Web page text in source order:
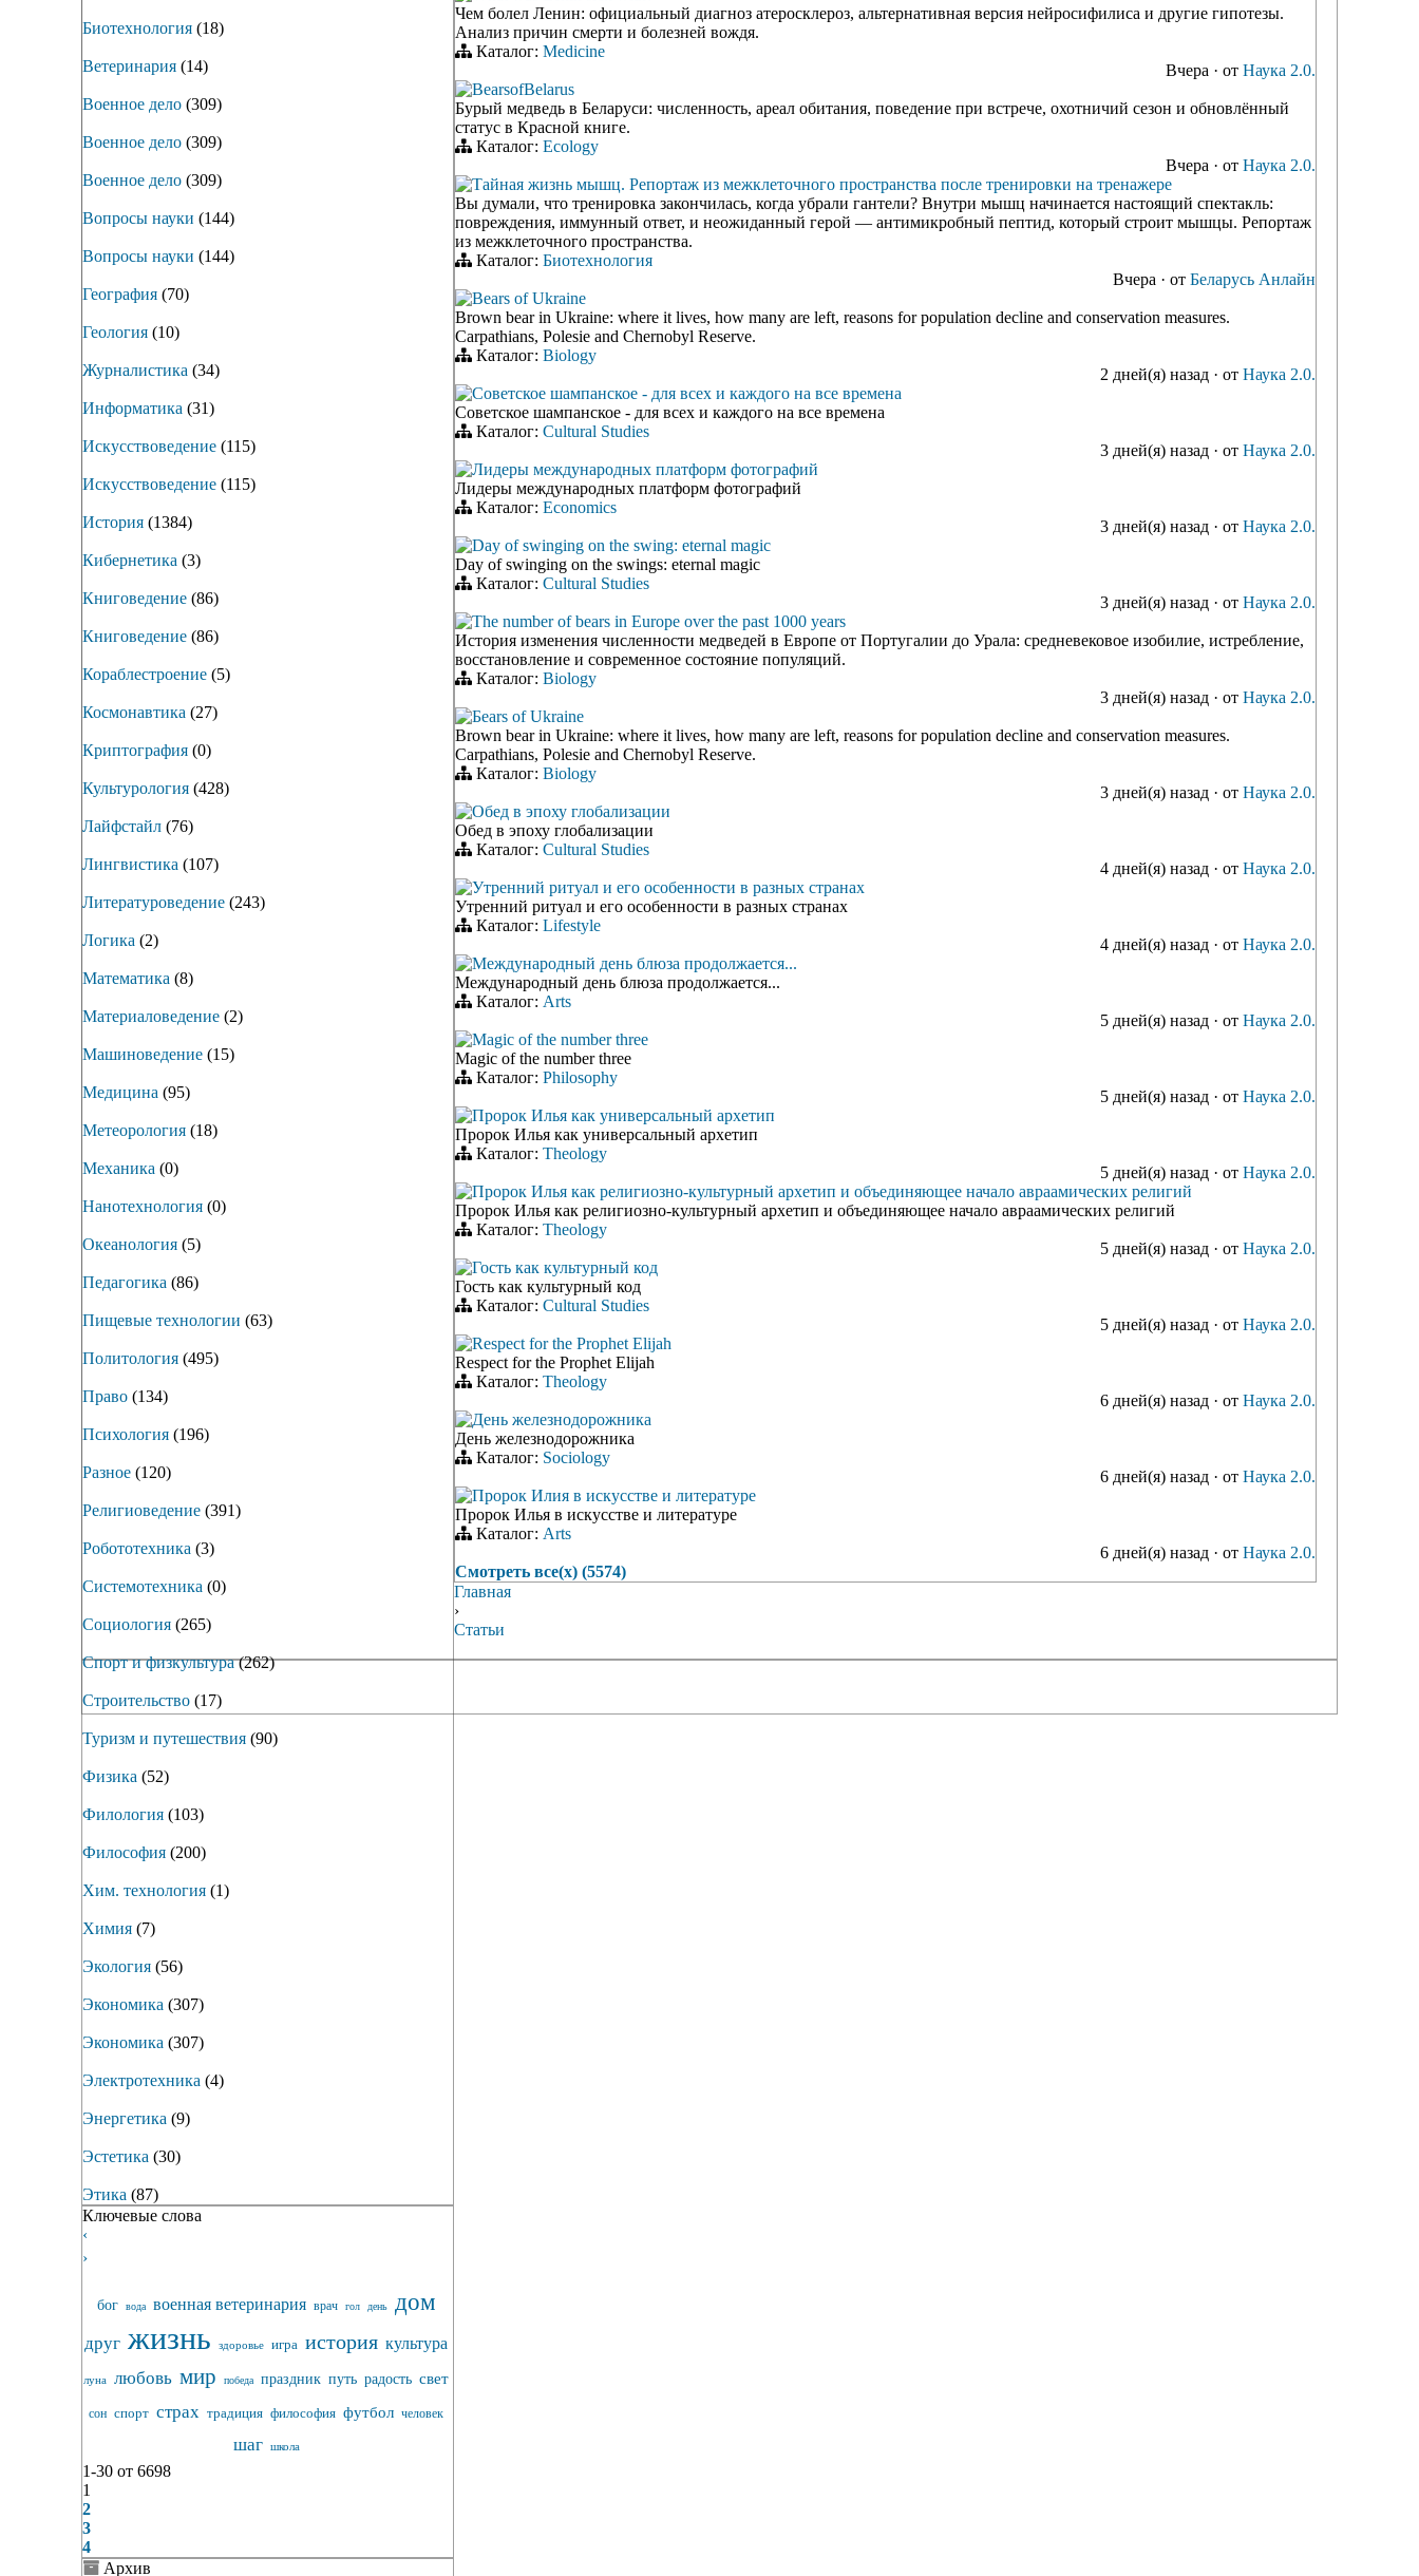
Биотехнология (18)
Ветеринария (14)
Военное дело (309)
Военное дело (309)
Военное дело (309)
Вопросы науки (144)
Вопросы науки (144)
География (70)
Геология (10)
Журналистика (34)
Информатика (31)
Искусствоведение (115)
Искусствоведение (115)
История (1384)
Кибернетика (3)
Книговедение (86)
Книговедение (86)
Кораблестроение (5)
Космонавтика (27)
Криптография (0)
Культурология (428)
Лайфстайл (76)
Лингвистика (107)
Литературоведение (243)
Логика (2)
Математика (8)
Материаловедение (2)
Машиноведение (15)
Медицина (95)
Метеорология (18)
Механика (0)
Нанотехнология (0)
Океанология (5)
Педагогика (86)
Пищевые технологии (63)
Политология (495)
Право (134)
Психология (196)
Разное (120)
Религиоведение (391)
Робототехника (3)
Системотехника (0)
Социология (265)
Спорт и физкультура (262)
Строительство (17)
Туризм и путешествия (90)
Физика (52)
Филология (103)
Философия (200)
Хим. технология (1)
Химия (7)
Экология (56)
Экономика (307)
Экономика (307)
Электротехника (4)
Энергетика (9)
Эстетика (30)
Этика (87)
Ключевые слова
‹
›
бог вода военная ветеринария врач гол день дом
друг жизнь здоровье игра история культура
луна любовь мир победа праздник путь радость свет
сон спорт страх традиция философия футбол человек
шаг школа
1-30 от 6698
1
2
3
4
Архив
Чем болел Ленин: официальный диагноз атеросклероз, альтернативная версия нейросифилиса и другие гипотезы.
Анализ причин смерти и болезней вождя.
Каталог: Medicine
Вчера · от Наука 2.0.
BearsofBelarus
Бурый медведь в Беларуси: численность, ареал обитания, поведение при встрече, охотничий сезон и обновлённый
статус в Красной книге.
Каталог: Ecology
Вчера · от Наука 2.0.
Тайная жизнь мышц. Репортаж из межклеточного пространства после тренировки на тренажере
Вы думали, что тренировка закончилась, когда убрали гантели? Внутри мышц начинается настоящий спектакль:
повреждения, иммунный ответ, и неожиданный герой — антимикробный пептид, который строит мышцы. Репортаж
из межклеточного пространства.
Каталог: Биотехнология
Вчера · от Беларусь Анлайн
Bears of Ukraine
Brown bear in Ukraine: where it lives, how many are left, reasons for population decline and conservation measures.
Carpathians, Polesie and Chernobyl Reserve.
Каталог: Biology
2 дней(я) назад · от Наука 2.0.
Советское шампанское - для всех и каждого на все времена
Советское шампанское - для всех и каждого на все времена
Каталог: Cultural Studies
3 дней(я) назад · от Наука 2.0.
Лидеры международных платформ фотографий
Лидеры международных платформ фотографий
Каталог: Economics
3 дней(я) назад · от Наука 2.0.
Day of swinging on the swing: eternal magic
Day of swinging on the swings: eternal magic
Каталог: Cultural Studies
3 дней(я) назад · от Наука 2.0.
The number of bears in Europe over the past 1000 years
История изменения численности медведей в Европе от Португалии до Урала: средневековое изобилие, истребление,
восстановление и современное состояние популяций.
Каталог: Biology
3 дней(я) назад · от Наука 2.0.
Бears of Ukraine
Brown bear in Ukraine: where it lives, how many are left, reasons for population decline and conservation measures.
Carpathians, Polesie and Chernobyl Reserve.
Каталог: Biology
3 дней(я) назад · от Наука 2.0.
Обед в эпоху глобализации
Обед в эпоху глобализации
Каталог: Cultural Studies
4 дней(я) назад · от Наука 2.0.
Утренний ритуал и его особенности в разных странах
Утренний ритуал и его особенности в разных странах
Каталог: Lifestyle
4 дней(я) назад · от Наука 2.0.
Международный день блюза продолжается...
Международный день блюза продолжается...
Каталог: Arts
5 дней(я) назад · от Наука 2.0.
Magic of the number three
Magic of the number three
Каталог: Philosophy
5 дней(я) назад · от Наука 2.0.
Пророк Илья как универсальный архетип
Пророк Илья как универсальный архетип
Каталог: Theology
5 дней(я) назад · от Наука 2.0.
Пророк Илья как религиозно-культурный архетип и объединяющее начало авраамических религий
Пророк Илья как религиозно-культурный архетип и объединяющее начало авраамических религий
Каталог: Theology
5 дней(я) назад · от Наука 2.0.
Гость как культурный код
Гость как культурный код
Каталог: Cultural Studies
5 дней(я) назад · от Наука 2.0.
Respect for the Prophet Elijah
Respect for the Prophet Elijah
Каталог: Theology
6 дней(я) назад · от Наука 2.0.
День железнодорожника
День железнодорожника
Каталог: Sociology
6 дней(я) назад · от Наука 2.0.
Пророк Илия в искусстве и литературе
Пророк Илья в искусстве и литературе
Каталог: Arts
6 дней(я) назад · от Наука 2.0.
Смотреть все(х) (5574)
Главная
›
Статьи